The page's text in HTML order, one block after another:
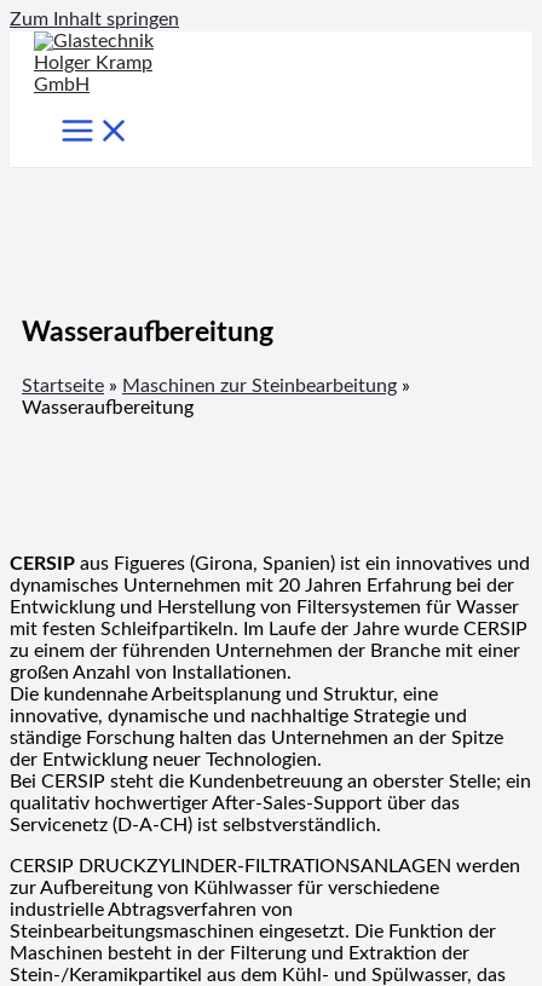
Zum Inhalt springen
Wasseraufbereitung
Startseite » Maschinen zur Steinbearbeitung »
Wasseraufbereitung
CERSIP aus Figueres (Girona, Spanien) ist ein innovatives und
dynamisches Unternehmen mit 20 Jahren Erfahrung bei der
Entwicklung und Herstellung von Filtersystemen für Wasser
mit festen Schleifpartikeln. Im Laufe der Jahre wurde CERSIP
zu einem der führenden Unternehmen der Branche mit einer
großen Anzahl von Installationen.
Die kundennahe Arbeitsplanung und Struktur, eine
innovative, dynamische und nachhaltige Strategie und
ständige Forschung halten das Unternehmen an der Spitze
der Entwicklung neuer Technologien.
Bei CERSIP steht die Kundenbetreuung an oberster Stelle; ein
qualitativ hochwertiger After-Sales-Support über das
Servicenetz (D-A-CH) ist selbstverständlich.
CERSIP DRUCKZYLINDER-FILTRATIONSANLAGEN werden
zur Aufbereitung von Kühlwasser für verschiedene
industrielle Abtragsverfahren von
Steinbearbeitungsmaschinen eingesetzt. Die Funktion der
Maschinen besteht in der Filterung und Extraktion der
Stein-/Keramikpartikel aus dem Kühl- und Spülwasser, das